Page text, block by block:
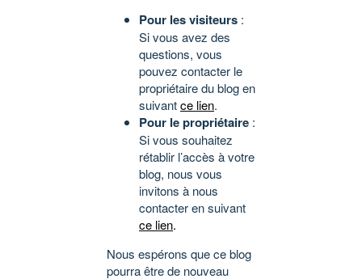
Pour les visiteurs :
Si vous avez des
questions, vous
pouvez contacter le
propriétaire du blog en
suivantce lien.
Pour le propriétaire :
Si vous souhaitez
rétablir l’accès à votre
blog, nous vous
invitons à nous
contacter en suivant
ce lien.
Nous espérons que ce blog
pourra être de nouveau